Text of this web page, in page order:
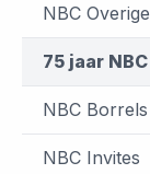
NBC
75 jaar NBC
NBC Borrels
NBC Invites